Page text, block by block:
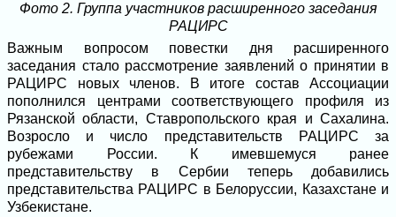
Фото 2. Группа участников расширенного заседания
РАЦИРС
Важным вопросом повестки дня расширенного
заседания стало рассмотрение заявлений о принятии в
РАЦИРС новых членов. В итоге состав Ассоциации
пополнился центрами соответствующего профиля из
Рязанской области, Ставропольского края и Сахалина.
Возросло и число представительств РАЦИРС за
рубежами России. К имевшемуся ранее
представительству в Сербии теперь добавились
представительства РАЦИРС в Белоруссии, Казахстане и
Узбекистане.